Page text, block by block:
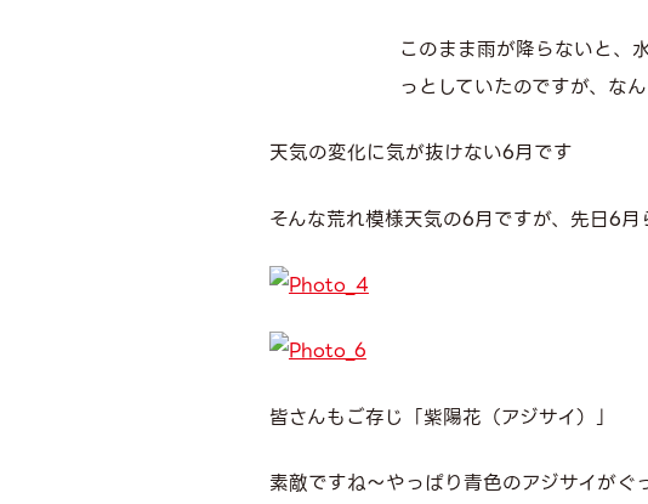
このまま雨が降らないと、
っとしていたのですが、な
天気の変化に気が抜けない6月です
そんな荒れ模様天気の6月ですが、先日6
皆さんもご存じ「紫陽花（アジサイ）」
素敵ですね～やっぱり青色のアジサイが